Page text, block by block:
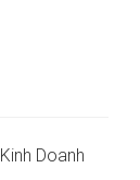
Doanh